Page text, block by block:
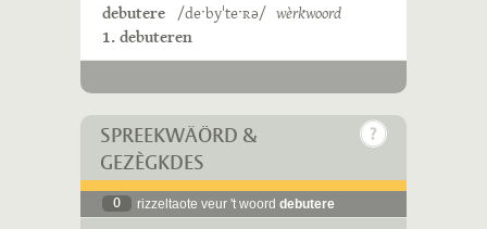
debutere /deˑbyˈteˑʀə/ wèrkwoord
1. debuteren
SPREEKWÄÖRD &
GEZÈGKDES
0 rizzeltaote veur 't woord debutere